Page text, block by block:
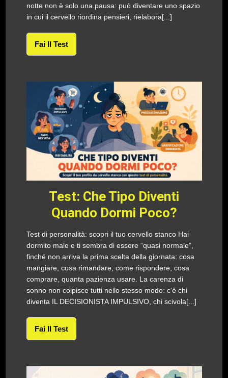
notte non è solo una pausa: può diventare uno spazio
in cui il cervello riordina pensieri, rielabora[...]
Fai Il Test
Test: Che Tipo Diventi
Quando Dormi Poco?
Test di personalità: scopri il tuo cervello stanco Hai
dormito male e ti sembra di essere “quasi normale”,
finché non arriva la prima scelta della giornata: cosa
mangiare, cosa rimandare, come rispondere, cosa
comprare, quanta pazienza usare. La carenza di
sonno non colpisce tutti nello stesso modo: c’è chi
diventa IL DECISIONISTA IMPULSIVO, chi scivola[...]
Fai Il Test